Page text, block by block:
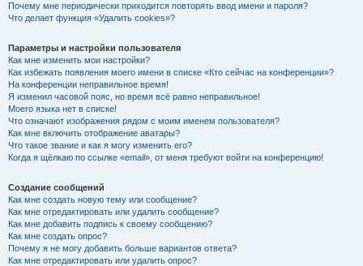
Почему мне периодически приходится повторять ввод имени и пароля?
Что делает функция «Удалить cookies»?
Параметры и настройки пользователя
Как мне изменить мои настройки?
Как избежать появления моего имени в списке «Кто сейчас на конференции»?
На конференции неправильное время!
Я изменил часовой пояс, но время всё равно неправильное!
Моего языка нет в списке!
Что означают изображения рядом с моим именем пользователя?
Как мне включить отображение аватары?
Что такое звание и как я могу изменить его?
Когда я щёлкаю по ссылке «email», от меня требуют войти на конференцию!
Создание сообщений
Как мне создать новую тему или сообщение?
Как мне отредактировать или удалить сообщение?
Как мне добавить подпись к своему сообщению?
Как мне создать опрос?
Почему я не могу добавить больше вариантов ответа?
Как мне отредактировать или удалить опрос?